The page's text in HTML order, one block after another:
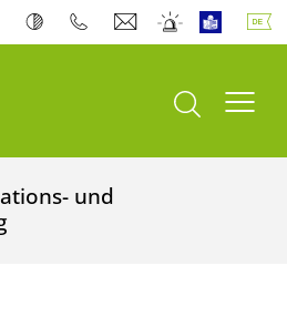
Suche öffnen
und